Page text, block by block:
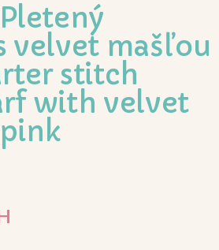
velvet mašľou
stitch
with velvet